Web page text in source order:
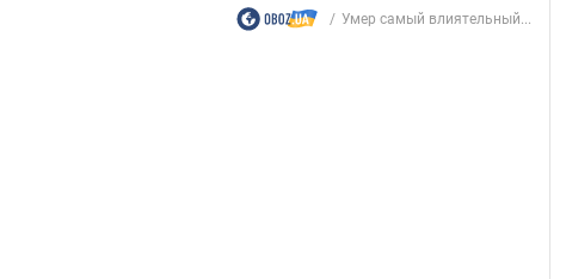
Умер самый влиятельный...